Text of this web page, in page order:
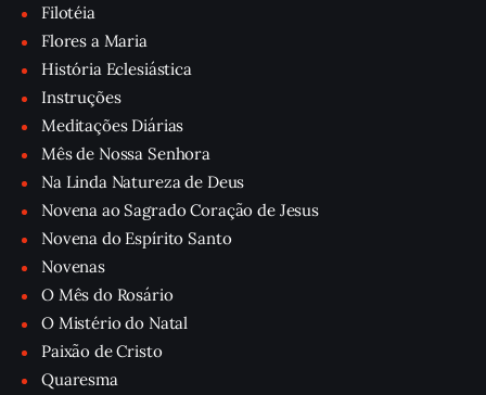
Filotéia
Flores a Maria
História Eclesiástica
Instruções
Meditações Diárias
Mês de Nossa Senhora
Na Linda Natureza de Deus
Novena ao Sagrado Coração de Jesus
Novena do Espírito Santo
Novenas
O Mês do Rosário
O Mistério do Natal
Paixão de Cristo
Quaresma